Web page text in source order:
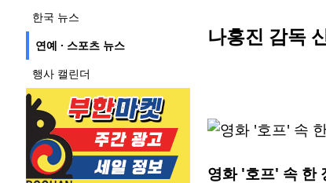
한국 뉴스
연예 · 스포츠 뉴스
행사 캘린더
나홍진 감독
영화 '호프' 속 한